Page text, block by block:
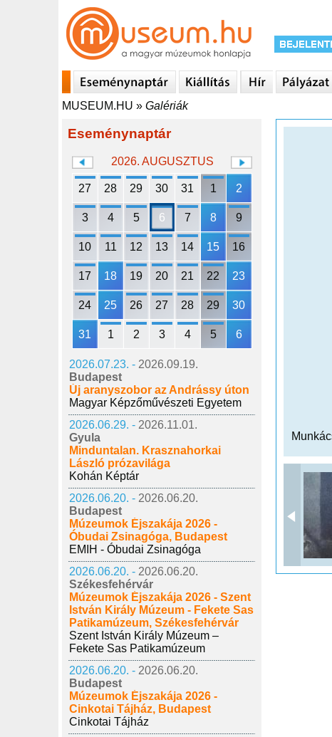
MUSEUM.HU » Galériák
Eseménynaptár
2026. AUGUSZTUS
27 28 29 30 31 1 2
3 4 5 6 7 8 9
10 11 12 13 14 15 16
17 18 19 20 21 22 23
24 25 26 27 28 29 30
31 1 2 3 4 5 6
2026.07.23. - 2026.09.19.
Budapest
Új aranyszobor az Andrássy úton
Magyar Képzőművészeti Egyetem
2026.06.29. - 2026.11.01.
Gyula
Minduntalan. Krasznahorkai
László prózavilága
Kohán Képtár
2026.06.20. - 2026.06.20.
Budapest
Múzeumok Éjszakája 2026 -
Óbudai Zsinagóga, Budapest
EMIH - Óbudai Zsinagóga
2026.06.20. - 2026.06.20.
Székesfehérvár
Múzeumok Éjszakája 2026 - Szent
István Király Múzeum - Fekete Sas
Patikamúzeum, Székesfehérvár
Szent István Király Múzeum –
Fekete Sas Patikamúzeum
2026.06.20. - 2026.06.20.
Budapest
Múzeumok Éjszakája 2026 -
Cinkotai Tájház, Budapest
Cinkotai Tájház